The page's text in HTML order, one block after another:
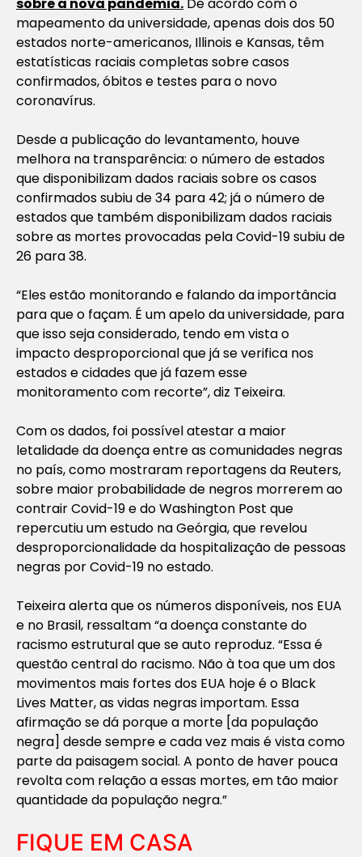
mapeamento da universidade, apenas dois dos 50
estados norte-americanos, Illinois e Kansas, têm
estatísticas raciais completas sobre casos
confirmados, óbitos e testes para o novo
coronavírus.
Desde a publicação do levantamento, houve
melhora na transparência: o número de estados
que disponibilizam dados raciais sobre os casos
confirmados subiu de 34 para 42; já o número de
estados que também disponibilizam dados raciais
sobre as mortes provocadas pela Covid-19 subiu de
26 para 38.
“Eles estão monitorando e falando da importância
para que o façam. É um apelo da universidade, para
que isso seja considerado, tendo em vista o
impacto desproporcional que já se verifica nos
estados e cidades que já fazem esse
monitoramento com recorte”, diz Teixeira.
Com os dados, foi possível atestar a maior
letalidade da doença entre as comunidades negras
no país, como mostraram reportagens da Reuters,
sobre maior probabilidade de negros morrerem ao
contrair Covid-19 e do Washington Post que
repercutiu um estudo na Geórgia, que revelou
desproporcionalidade da hospitalização de pessoas
negras por Covid-19 no estado.
Teixeira alerta que os números disponíveis, nos EUA
e no Brasil, ressaltam “a doença constante do
racismo estrutural que se auto reproduz. “Essa é
questão central do racismo. Não à toa que um dos
movimentos mais fortes dos EUA hoje é o Black
Lives Matter, as vidas negras importam. Essa
afirmação se dá porque a morte [da população
negra] desde sempre e cada vez mais é vista como
parte da paisagem social. A ponto de haver pouca
revolta com relação a essas mortes, em tão maior
quantidade da população negra.”
FIQUE EM CASA